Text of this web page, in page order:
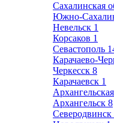
Сахалинская
Южно-
Невельск 1
Корсаков 1
Севастополь
Карачаево-
Черкесск 8
Карачаевск 1
Архангельск 8
Северодвинск